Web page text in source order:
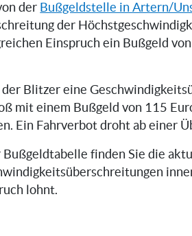
der Bußgeldstelle in Artern/
der
Einspruch ein Bußgeld
der Blitzer eine
mit einem Bußgeld von 115
Ein Fahrverbot droht ab einer
Bußgeldtabelle finden Sie die
lohnt.